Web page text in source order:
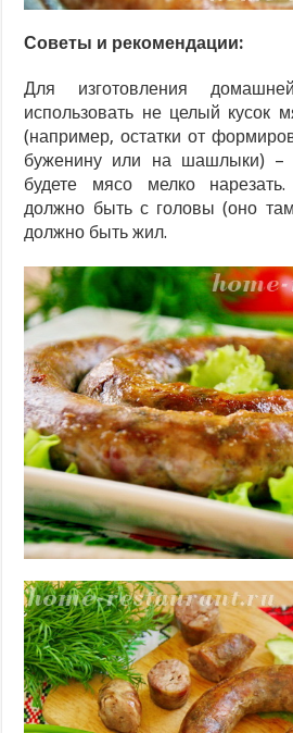
Советы и рекомендации:
Для изготовления
использовать не целый кусок
(например, остатки от
буженину или на шашлыки) –
будете мясо мелко
должно быть с головы (оно
должно быть жил.